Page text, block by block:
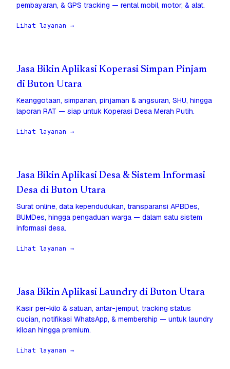
pembayaran, & GPS tracking — rental mobil, motor, & alat.
Lihat layanan →
Jasa Bikin Aplikasi Koperasi Simpan Pinjam
di Buton Utara
Keanggotaan, simpanan, pinjaman & angsuran, SHU, hingga
laporan RAT — siap untuk Koperasi Desa Merah Putih.
Lihat layanan →
Jasa Bikin Aplikasi Desa & Sistem Informasi
Desa di Buton Utara
Surat online, data kependudukan, transparansi APBDes,
BUMDes, hingga pengaduan warga — dalam satu sistem
informasi desa.
Lihat layanan →
Jasa Bikin Aplikasi Laundry di Buton Utara
Kasir per-kilo & satuan, antar-jemput, tracking status
cucian, notifikasi WhatsApp, & membership — untuk laundry
kiloan hingga premium.
Lihat layanan →